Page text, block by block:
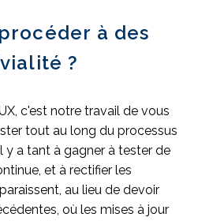
à des
?
c'est notre travail de vous
tout au long du processus
y a tant à gagner à tester de
et à rectifier les
au lieu de devoir
où les mises à jour